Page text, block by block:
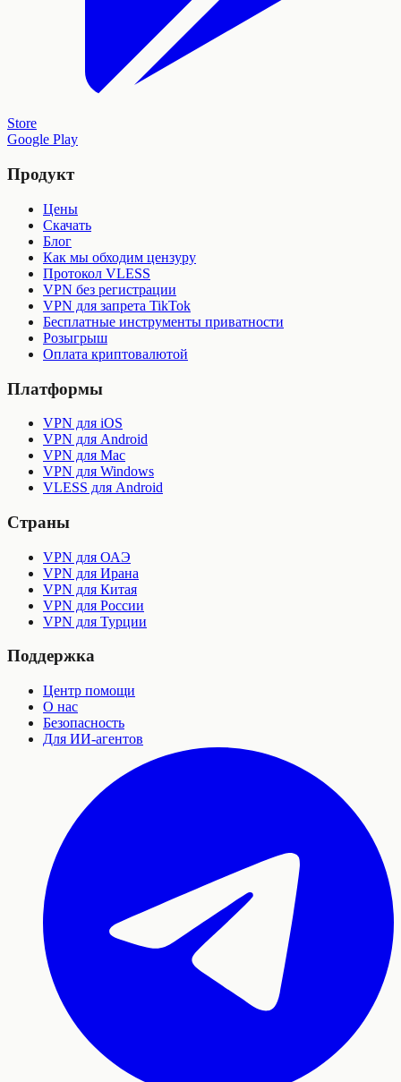
Store
Google Play
Продукт
Цены
Скачать
Блог
Как мы обходим цензуру
Протокол VLESS
VPN без регистрации
VPN для запрета TikTok
Бесплатные инструменты приватности
Розыгрыш
Оплата криптовалютой
Платформы
VPN для iOS
VPN для Android
VPN для Mac
VPN для Windows
VLESS для Android
Страны
VPN для ОАЭ
VPN для Ирана
VPN для Китая
VPN для России
VPN для Турции
Поддержка
Центр помощи
О нас
Безопасность
Для ИИ-агентов